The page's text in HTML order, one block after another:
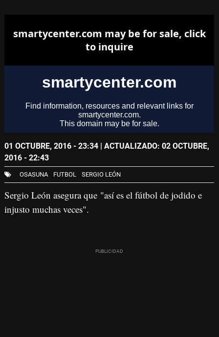
01 OCTUBRE, 2016 - 23:34 | ACTUALIZADO: 02 OCTUBRE,
2016 - 22:43
OSASUNA FUTBOL SERGIO LEÓN
Sergio León asegura que "así es el fútbol de jodido e
injusto muchas veces".